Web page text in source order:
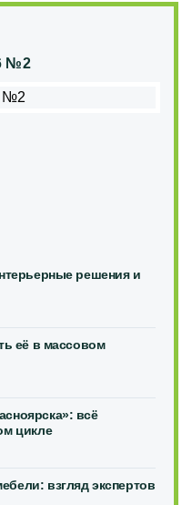
№2
решения и
её в массовом
всё
цикле
взгляд экспертов